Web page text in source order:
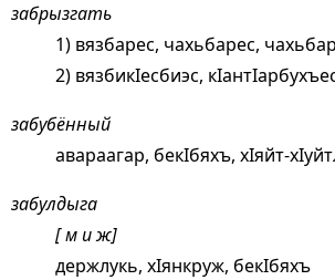
забрызгать
1) вязбарес, чахьбарес,
2) вязбикIесбиэс,
забубённый
авараагар, бекIбяхъ, хIяйт-
забулдыга
[ м и ж]
держлукь, хIянкруж, бекIбяхъ